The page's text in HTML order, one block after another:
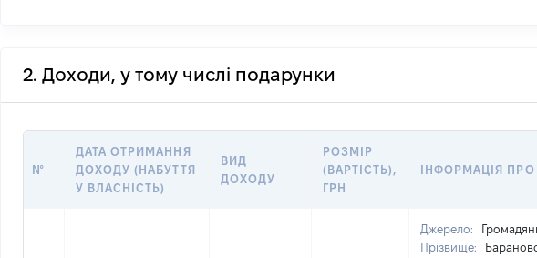
2. Доходи, у тому числі подарунки
№
ДАТА ОТРИМАННЯ
ДОХОДУ (НАБУТТЯ
У ВЛАСНІСТЬ)
ВИД
ДОХОДУ
РОЗМІР
(ВАРТІСТЬ),
ГРН
ІНФОРМАЦІЯ
Джерело:
Прізвище: